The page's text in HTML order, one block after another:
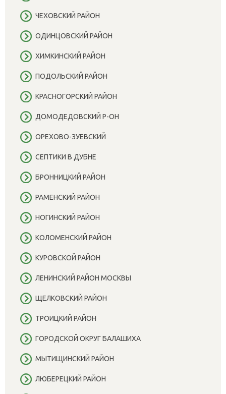
ЧЕХОВСКИЙ РАЙОН
ОДИНЦОВСКИЙ РАЙОН
ХИМКИНСКИЙ РАЙОН
ПОДОЛЬСКИЙ РАЙОН
КРАСНОГОРСКИЙ РАЙОН
ДОМОДЕДОВСКИЙ Р-ОН
ОРЕХОВО-ЗУЕВСКИЙ
СЕПТИКИ В ДУБНЕ
БРОННИЦКИЙ РАЙОН
РАМЕНСКИЙ РАЙОН
НОГИНСКИЙ РАЙОН
КОЛОМЕНСКИЙ РАЙОН
КУРОВСКОЙ РАЙОН
ЛЕНИНСКИЙ РАЙОН МОСКВЫ
ЩЕЛКОВСКИЙ РАЙОН
ТРОИЦКИЙ РАЙОН
ГОРОДСКОЙ ОКРУГ БАЛАШИХА
МЫТИЩИНСКИЙ РАЙОН
ЛЮБЕРЕЦКИЙ РАЙОН